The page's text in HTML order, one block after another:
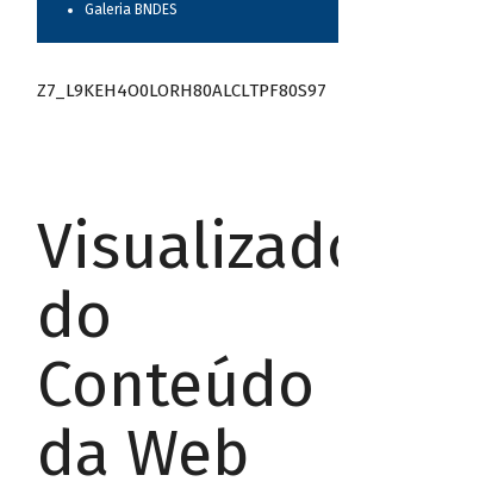
Galeria BNDES
Z7_L9KEH4O0LORH80ALCLTPF80S97
Visualizador
do
Conteúdo
da Web